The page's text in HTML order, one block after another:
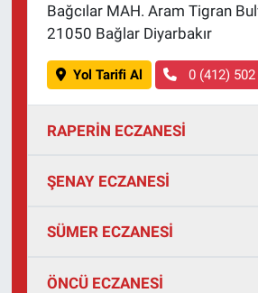
Bağcılar MAH. Aram Tigran
21050 Bağlar Diyarbakır
Yol Tarifi Al 0 (412)
RAPERİN ECZANESİ
ŞENAY ECZANESİ
SÜMER ECZANESİ
ÖNCÜ ECZANESİ